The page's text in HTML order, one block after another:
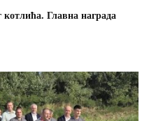
котлића. Главна награда